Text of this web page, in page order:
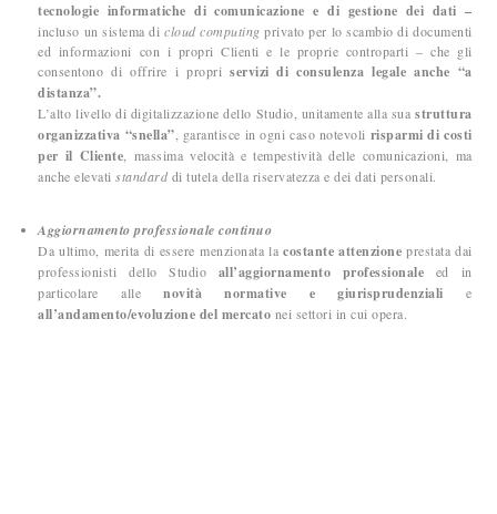
tecnologie informatiche di comunicazione e di gestione dei dati –
incluso un sistema dicloud computing privato per lo scambio di documenti
ed informazioni con i propri Clienti e le proprie controparti – che gli
consentono di offrire i propri servizi di consulenza legale anche “a
distanza”.
L’alto livello di digitalizzazione dello Studio, unitamente alla suastruttura
organizzativa “snella” , garantisce in ogni caso notevoli risparmi di costi
per il Cliente , massima velocità e tempestività delle comunicazioni, ma
anche elevatistandarddi tutela della riservatezza e dei dati personali.
Aggiornamento professionale continuo
Da ultimo, merita di essere menzionata lacostante attenzione prestata dai
professionisti dello Studio all’aggiornamento professionale ed in
particolare allenovità normative e giurisprudenziali e
all’andamento/evoluzione del mercato nei settori in cui opera.